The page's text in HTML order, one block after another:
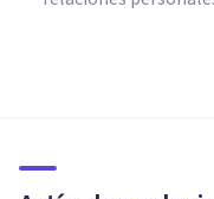
las fobias?